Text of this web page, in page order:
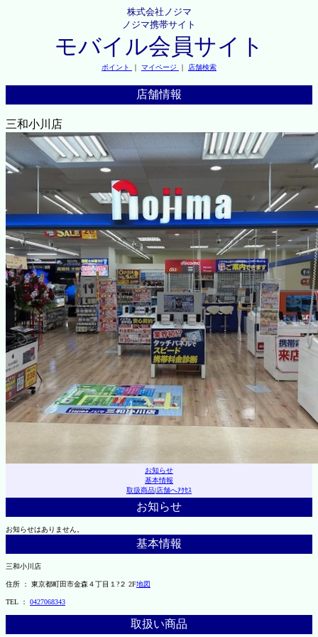
株式会社ノジマ
ノジマ携帯サイト
モバイル会員サイト
ポイント ｜ マイページ ｜ 店舗検索
店舗情報
三和小川店
お知らせ
基本情報
取扱商品|店舗へｱｸｾｽ
お知らせ
お知らせはありません。
基本情報
三和小川店
住所 ： 東京都町田市金森４丁目１?２ 2F地図
TEL ： 0427068343
取扱い商品